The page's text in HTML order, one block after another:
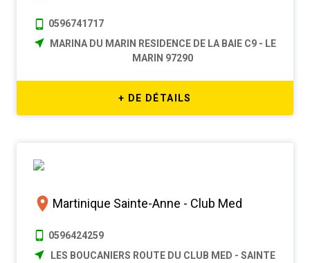
0596741717
MARINA DU MARIN RESIDENCE DE LA BAIE C9 - LE
MARIN 97290
+ DE DÉTAILS
Martinique Sainte-Anne - Club Med
0596424259
LES BOUCANIERS ROUTE DU CLUB MED - SAINTE